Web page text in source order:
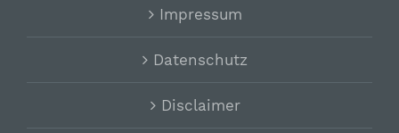
Impressum
Datenschutz
Disclaimer